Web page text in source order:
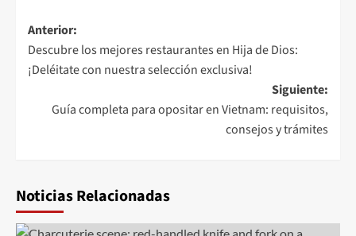
Navegación
de
entradas
Anterior:
Descubre los mejores restaurantes en Hija de Dios:
¡Deléitate con nuestra selección exclusiva!
Siguiente:
Guía completa para opositar en Vietnam: requisitos,
consejos y trámites
Noticias Relacionadas